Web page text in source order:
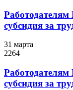
Работодателям
субсидия за
31 марта
2264
Работодателям
субсидия за